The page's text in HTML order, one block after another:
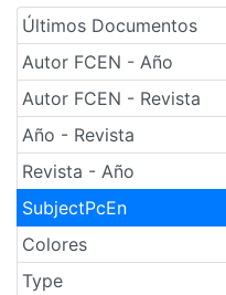
Últimos Documentos
Autor FCEN - Año
Autor FCEN - Revista
Año - Revista
Revista - Año
SubjectPcEn
Colores
Type